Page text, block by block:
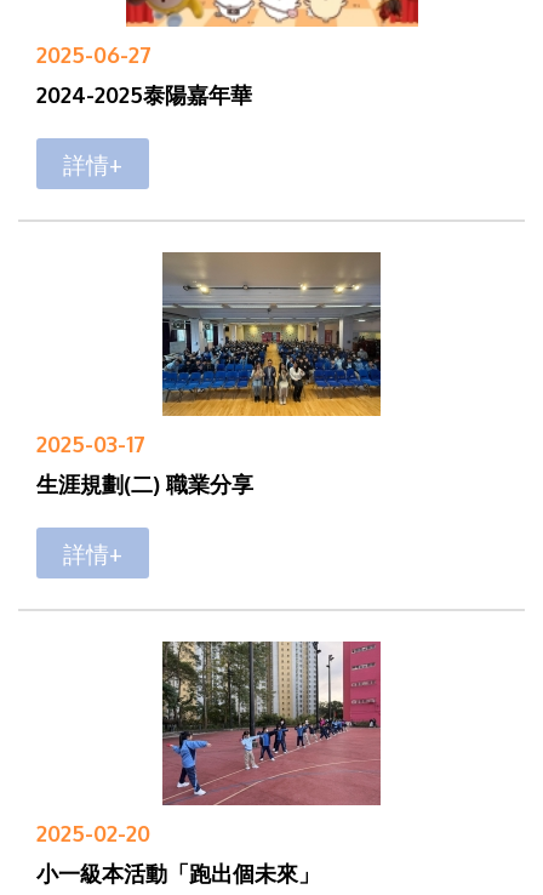
2025-06-27
2024-2025泰陽嘉年華
詳情+
2025-03-17
生涯規劃(二) 職業分享
詳情+
2025-02-20
小一級本活動「跑出個未來」